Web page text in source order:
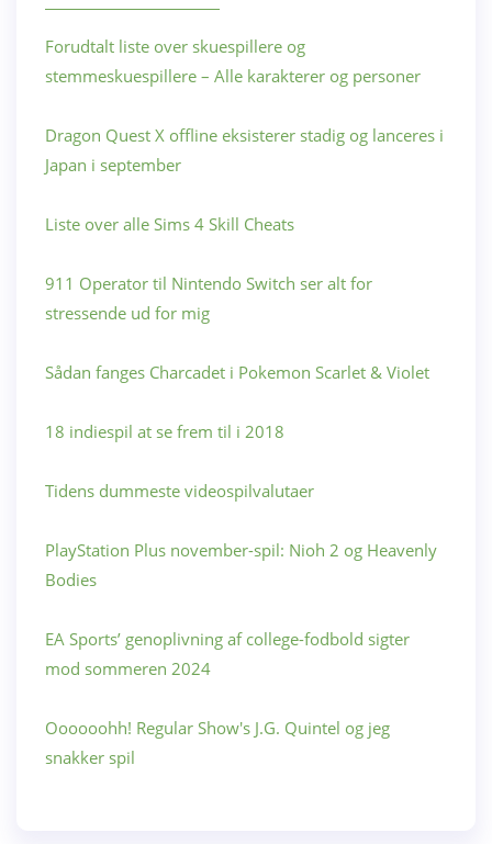
Forudtalt liste over skuespillere og
stemmeskuespillere – Alle karakterer og personer
Dragon Quest X offline eksisterer stadig og lanceres i
Japan i september
Liste over alle Sims 4 Skill Cheats
911 Operator til Nintendo Switch ser alt for
stressende ud for mig
Sådan fanges Charcadet i Pokemon Scarlet & Violet
18 indiespil at se frem til i 2018
Tidens dummeste videospilvalutaer
PlayStation Plus november-spil: Nioh 2 og Heavenly
Bodies
EA Sports’ genoplivning af college-fodbold sigter
mod sommeren 2024
Oooooohh! Regular Show's J.G. Quintel og jeg
snakker spil